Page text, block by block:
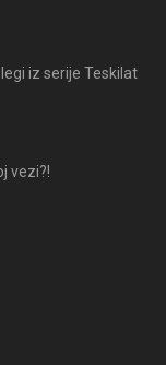
iz serije Teskilat
vezi?!